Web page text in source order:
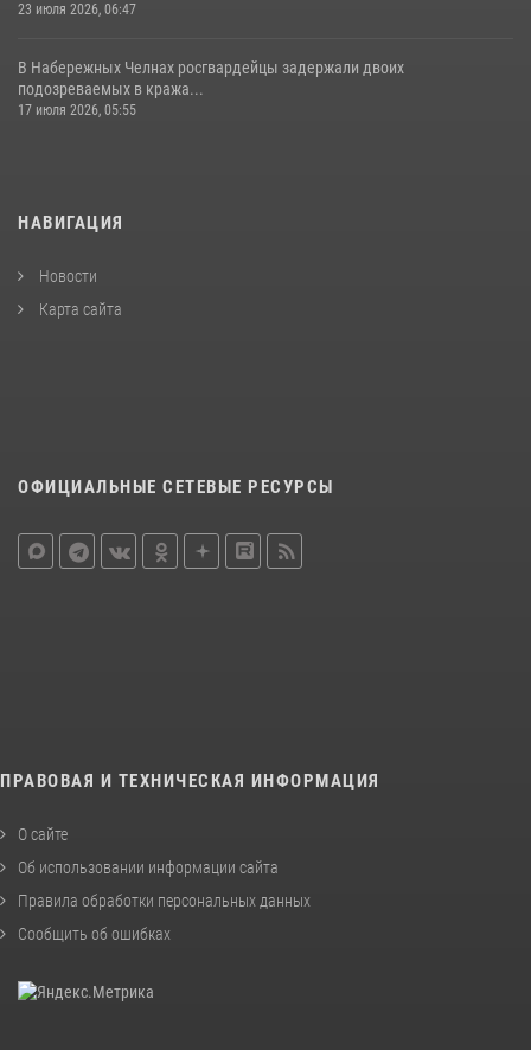
23 июля 2026, 06:47
В Набережных Челнах росгвардейцы задержали двоих
подозреваемых в кража...
17 июля 2026, 05:55
НАВИГАЦИЯ
Новости
Карта сайта
ОФИЦИАЛЬНЫЕ СЕТЕВЫЕ РЕСУРСЫ
ПРАВОВАЯ И ТЕХНИЧЕСКАЯ ИНФОРМАЦИЯ
О сайте
Об использовании информации сайта
Правила обработки персональных данных
Сообщить об ошибках